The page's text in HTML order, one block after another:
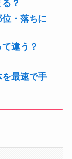
？
・落ちに
違う？
最速で手